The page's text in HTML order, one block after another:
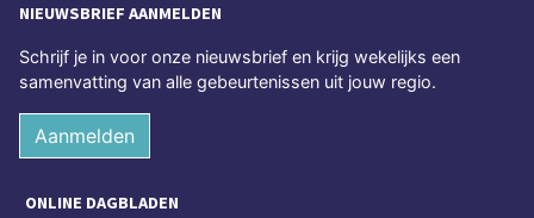
NIEUWSBRIEF AANMELDEN
Schrijf je in voor onze nieuwsbrief en krijg wekelijks een
samenvatting van alle gebeurtenissen uit jouw regio.
Aanmelden
ONLINE DAGBLADEN